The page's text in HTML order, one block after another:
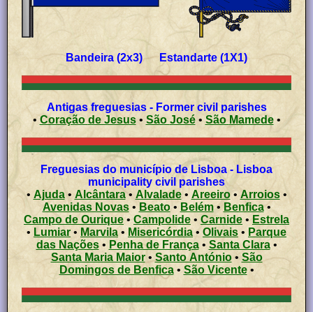
Bandeira (2x3) Estandarte (1X1)
Antigas freguesias - Former civil parishes
•
Coração de Jesus• São José• São Mamede•
Freguesias do município de Lisboa - Lisboa
municipality civil parishes
• Ajuda• Alcântara• Alvalade• Areeiro • Arroios•
Avenidas Novas• Beato• Belém• Benfica•
Campo de Ourique •Campolide • Carnide • Estrela
• Lumiar • Marvila • Misericórdia •Olivais • Parque
das Nações • Penha de França• Santa Clara•
Santa Maria Maior•Santo António• São
Domingos de Benfica• São Vicente•